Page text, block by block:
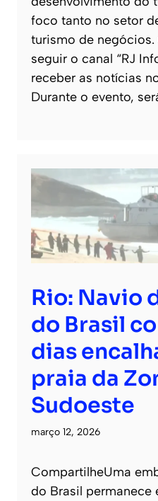
foco tanto no setor
turismo de
seguir o canal “RJ
receber as notícias
Durante o evento,
Rio: Navio
do Brasil
dias
praia da
Sudoeste
março 12, 2026
CompartilheUma
do Brasil permanece